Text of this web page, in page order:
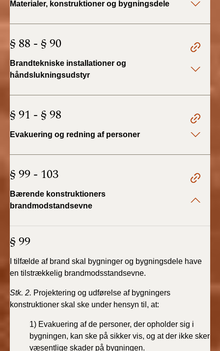
2022)
2022)
BR18 (29/6 - 31/12
2021)
BR18 (1/7-31/12
2020)
BR18 (1/1-9/3 2020)
BR18 (4/7-31/12
BR18 (1/1-4/7 2019)
2018)
BR18 (1/1-30/6
2018)
Materialer, konstruktioner og bygningsdele
§ 88 - § 90
Brandtekniske installationer og
håndslukningsudstyr
§ 91 - § 98
Evakuering og redning af personer
§ 99 - 103
Bærende konstruktioners
brandmodstandsevne
§ 99
I tilfælde af brand skal bygninger og bygningsdele have
en tilstrækkelig brandmodsstandsevne.
Stk. 2. Projektering og udførelse af bygningers
konstruktioner skal ske under hensyn til, at:
1) Evakuering af de personer, der opholder sig i
bygningen, kan ske på sikker vis, og at der ikke sker
væsentlige skader på bygningen.